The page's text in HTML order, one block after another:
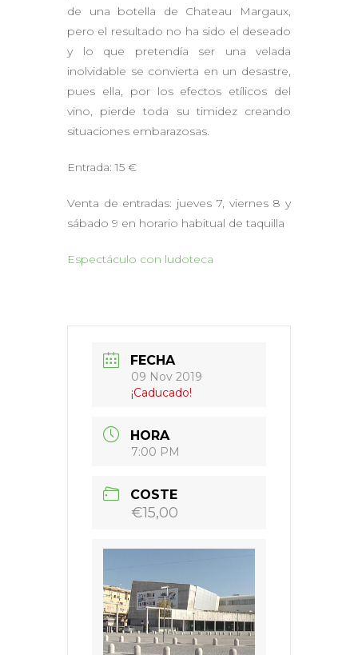
de una botella de Chateau Margaux,
pero el resultado no ha sido el deseado
y lo que pretendía ser una velada
inolvidable se convierta en un desastre,
pues ella, por los efectos etílicos del
vino, pierde toda su timidez creando
situaciones embarazosas.
Entrada: 15 €
Venta de entradas: jueves 7, viernes 8 y
sábado 9 en horario habitual de taquilla
Espectáculo con ludoteca
FECHA
09 Nov 2019
¡Caducado!
HORA
7:00 PM
COSTE
€15,00